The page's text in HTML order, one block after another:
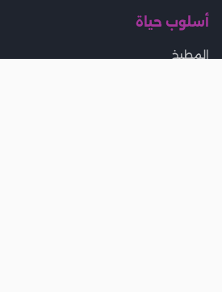
أسلوب حياة
المطبخ